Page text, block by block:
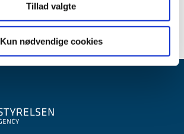
Tillad valgte
Kun nødvendige cookies